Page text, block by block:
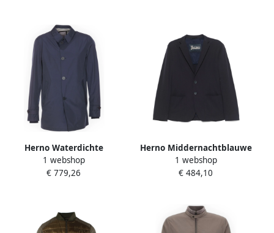
Herno Waterdichte
Trenchcoat Blue Heren
1 webshop
€ 779,26
Herno Middernachtblauwe
Knoopjas met Zakken Blue
Heren
1 webshop
€ 484,10